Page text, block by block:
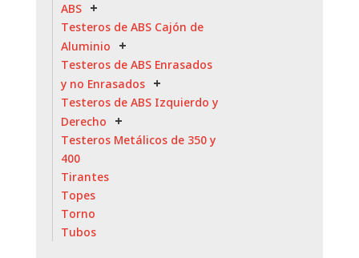
ABS
Testeros de ABS Cajón de
Aluminio
Testeros de ABS Enrasados
y no Enrasados
Testeros de ABS Izquierdo y
Derecho
Testeros Metálicos de 350 y
400
Tirantes
Topes
Torno
Tubos